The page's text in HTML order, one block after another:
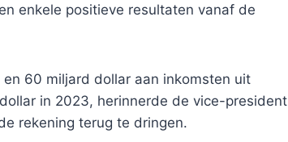
enkele positieve resultaten vanaf de
60 miljard dollar aan inkomsten uit
in 2023, herinnerde de vice-president
rekening terug te dringen.